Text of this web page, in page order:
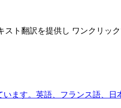
スト翻訳を提供し ワンクリッ
います。英語、フランス語、